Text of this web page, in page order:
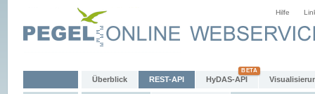
Hilfe
Überblick REST-API HyDAS-API